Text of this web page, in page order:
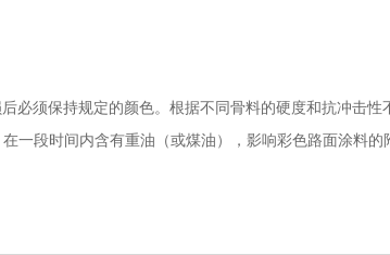
须保持规定的颜色。根据不同骨料的硬度和抗冲击性
一段时间内含有重油（或煤油），影响彩色路面涂料